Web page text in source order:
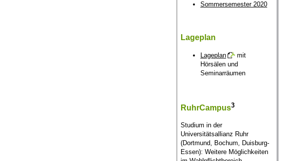
Sommersemester 2020
Lageplan
Lageplan
mit
Hörsälen und
Seminarräumen
RuhrCampus3
Studium in der
Universitätsallianz Ruhr
(Dortmund, Bochum, Duisburg-
Essen): Weitere Möglichkeiten